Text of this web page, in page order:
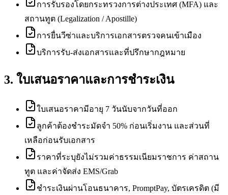
การรับรองโดยกระทรวงการต่างประเทศ (MFA) และ
สถานทูต (Legalization / Apostille)
การยื่นวีซ่าและบริการเอกสารตรวจคนเข้าเมือง
บริการรับ-ส่งเอกสารและที่ปรึกษากฎหมาย
3. ใบเสนอราคาและการชำระเงิน
ใบเสนอราคามีอายุ 7 วันนับจากวันที่ออก
ลูกค้าต้องชำระมัดจำ 50% ก่อนเริ่มงาน และส่วนที่
เหลือก่อนรับเอกสาร
ราคาที่ระบุยังไม่รวมค่าธรรมเนียมราชการ ค่าสถาน
ทูต และค่าจัดส่ง EMS/Grab
ชำระเงินผ่านโอนธนาคาร, PromptPay, บัตรเครดิต (มี